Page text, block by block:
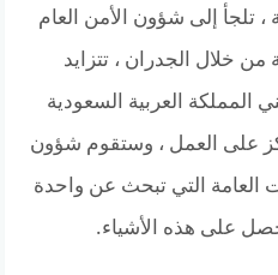
، تلجأ إلى شؤون الأمن العام
من خلال الجدران ، تتزايد
العربية السعودية
على العمل ، وستقوم شؤون
العامة التي تبحث عن واحدة
على هذه الأشياء.